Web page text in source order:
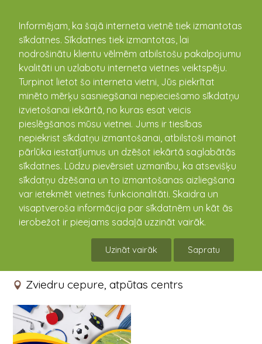
Informējam, ka šajā interneta vietnē tiek izmantotas
sīkdatnes. Sīkdatnes tiek izmantotas, lai
nodrošinātu klientu vēlmēm atbilstošu pakalpojumu
kvalitāti un uzlabotu interneta vietnes veiktspēju.
Turpinot lietot šo interneta vietni, Jūs piekrītat
minēto mērķu sasniegšanai nepieciešamo sīkdatņu
izvietošanai iekārtā, no kuras esat veicis
pieslēgšanos mūsu vietnei. Jums ir tiesības
nepiekrist sīkdatņu izmantošanai, atbilstoši mainot
pārlūka iestatījumus un dzēšot iekārtā saglabātās
sīkdatnes. Lūdzu pievērsiet uzmanību, ka atsevišķu
sīkdatņu dzēšana un to izmantošanas aizliegšana
var ietekmēt vietnes funkcionalitāti. Skaidra un
visaptveroša informācija par sīkdatnēm un kāt ās
ierobežot ir pieejams sadaļā uzzināt vairāk.
Uzināt vairāk Sapratu
kandava.lv
PASĀKUMU
KALENDĀRS
Uzņēmēju un iestāžu sporta
22.08.2025 17:00 - 20:00
Zviedru cepure, atpūtas centrs